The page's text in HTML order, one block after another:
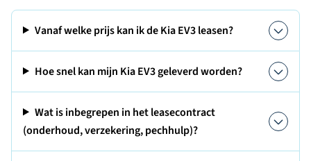
Vanaf welke prijs kan ik de Kia EV3 leasen?
Hoe snel kan mijn Kia EV3 geleverd worden?
Wat is inbegrepen in het leasecontract
(onderhoud, verzekering, pechhulp)?